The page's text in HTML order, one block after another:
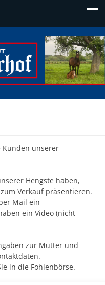
Kunden unserer
Hengste haben,
Verkauf präsentieren.
Mail ein
ein Video (nicht
zur Mutter und
in die Fohlenbörse.